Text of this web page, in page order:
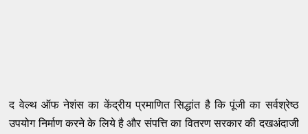
द वेल्‍थ ऑफ नेशंस का केंद्रीय प्रमाणित सिद्धांत है कि पूंजी का सर्वश्रेष्‍ठ
उपयोग निर्माण करने के लिये है और संपत्ति का वितरण सरकार की दखअंदाजी